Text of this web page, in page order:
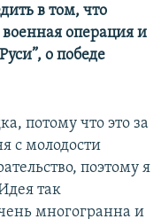
в том, что
операция и
о победе
потому что это за
с молодости
поэтому я
так
многогранна и